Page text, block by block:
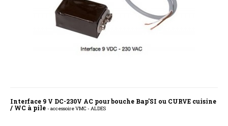
Interface 9 V DC-230V AC pour bouche Bap'SI ou CURVE cuisine
/ WC à pile - accessoire VMC - ALDES